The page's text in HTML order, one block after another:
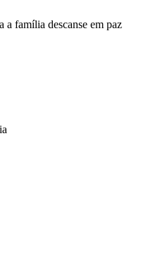
a família descanse em paz